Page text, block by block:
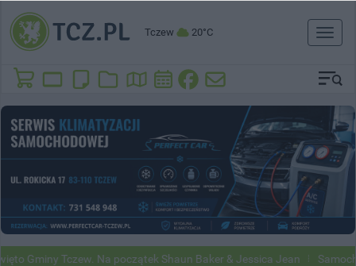
Tczew 20°C
Toggle
Tczew. Na początek Shaun Baker & Jessica Jean Samochody